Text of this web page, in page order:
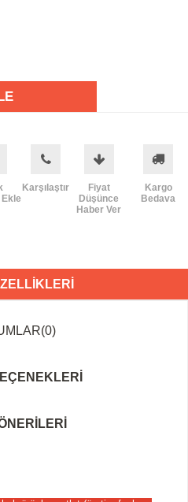
Karşılaştır
Fiyat
Düşünce
Haber Ver
Kargo
Bedava
(0)